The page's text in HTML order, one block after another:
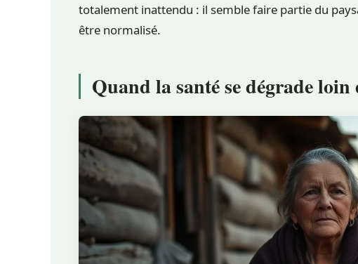
totalement inattendu : il semble faire partie du
être normalisé.
Quand la santé se dégrade loin